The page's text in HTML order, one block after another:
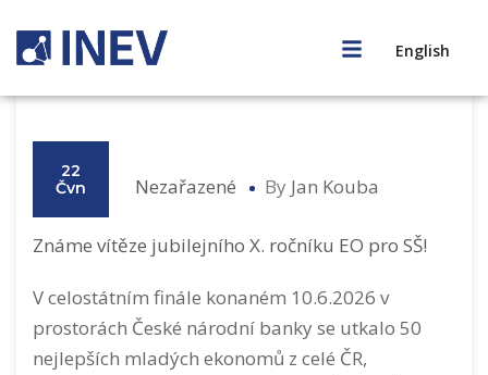
English
22
Čvn
Nezařazené By Jan Kouba
Známe vítěze jubilejního X. ročníku EO pro SŠ!
V celostátním finále konaném 10.6.2026 v
prostorách České národní banky se utkalo 50
nejlepších mladých ekonomů z celé ČR,